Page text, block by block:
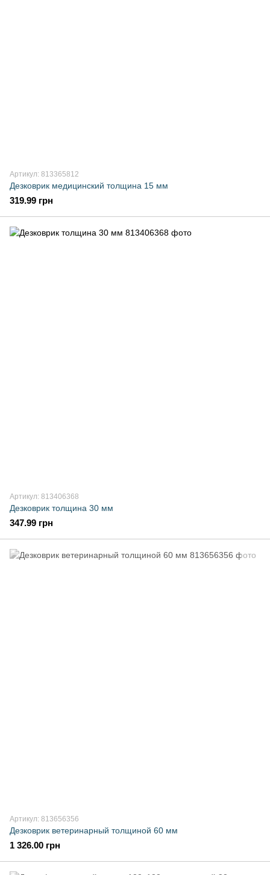
Артикул: 813365812
Дезковрик медицинский толщина 15 мм
319.99 грн
Артикул: 813406368
Дезковрик толщина 30 мм
347.99 грн
Артикул: 813656356
Дезковрик ветеринарный толщиной 60 мм
1 326.00 грн